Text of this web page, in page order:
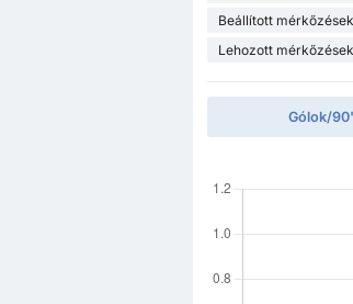
Beállított mérkőzések
Lehozott mérkőzések
Gólok/90'